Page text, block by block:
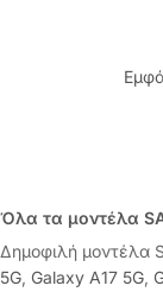
Όλα τα μοντέλα
Δημοφιλή μοντέλα
5G, Galaxy A17 5G,